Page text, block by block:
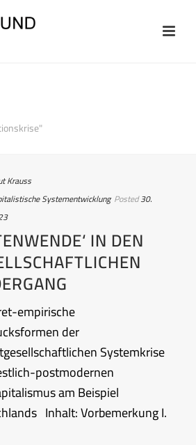
Krauss
Systementwicklung Posted30.
IN DEN
empirische
der
Systemkrise
postmodernen
am Beispiel
Inhalt: Vorbemerkung I.